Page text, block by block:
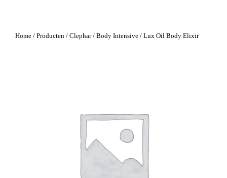
Home / Producten / Clephar/ Body Intensive / Lux Oil Body Elixir